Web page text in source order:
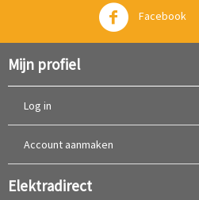
Facebook
Mijn profiel
Log in
Account aanmaken
Elektradirect